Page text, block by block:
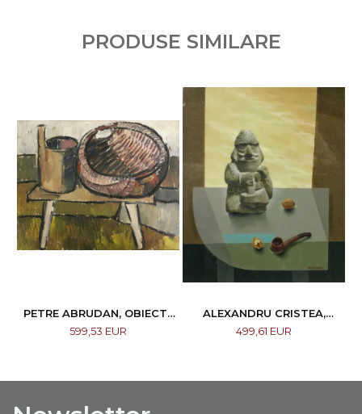
PRODUSE SIMILARE
PETRE ABRUDAN, OBIECTE
CASNICE, 1967
599,53 EUR
ALEXANDRU CRISTEA,
COMPOZIȚIE
499,61 EUR